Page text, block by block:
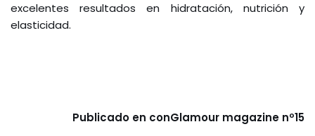
excelentes resultados en hidratación, nutrición y
elasticidad.
Publicado en conGlamour magazine nº15